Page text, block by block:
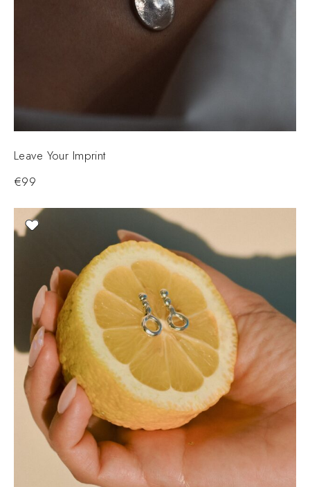
Leave Your Imprint
€99